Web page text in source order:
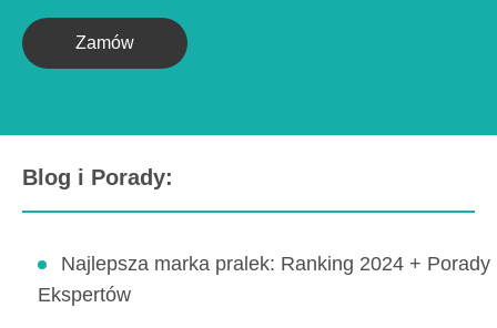
Zamów
Blog i Porady:
Najlepsza marka pralek: Ranking 2024 + Porady
Ekspertów